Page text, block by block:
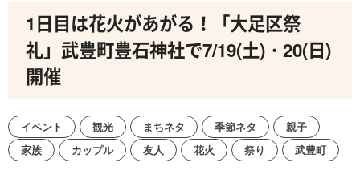
1日目は花火があがる！「大足区祭
礼」武豊町豊石神社で7/19(土)・20(日)
開催
イベント 観光 まちネタ 季節ネタ
親子
家族
カップル 友人 花火 祭り 武豊町